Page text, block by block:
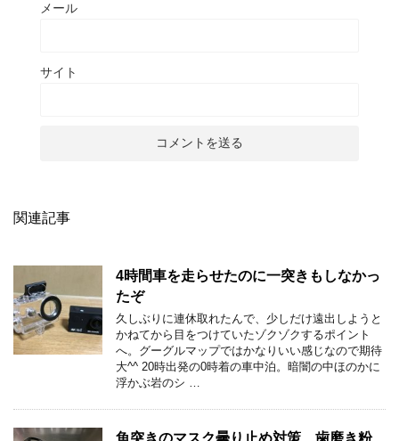
メール
サイト
関連記事
4時間車を走らせたのに一突きもしなかっ
たぞ
久しぶりに連休取れたんで、少しだけ遠出しようと
かねてから目をつけていたゾクゾクするポイント
へ。グーグルマップではかなりいい感じなので期待
大^^ 20時出発の0時着の車中泊。暗闇の中ほのかに
浮かぶ岩のシ …
魚突きのマスク曇り止め対策 歯磨き粉